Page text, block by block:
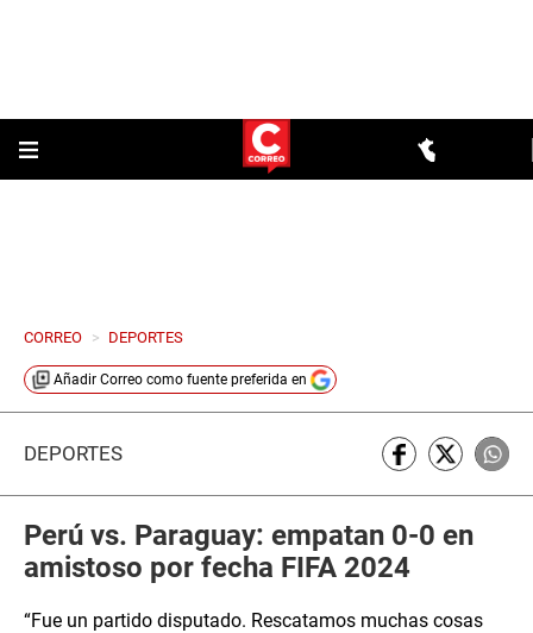
CORREO > DEPORTES
Añadir Correo como fuente preferida en
DEPORTES
Perú vs. Paraguay: empatan 0-0 en
amistoso por fecha FIFA 2024
“Fue un partido disputado. Rescatamos muchas cosas